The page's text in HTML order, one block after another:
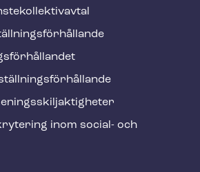
inom social- och